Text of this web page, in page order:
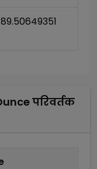
परिवर्तक